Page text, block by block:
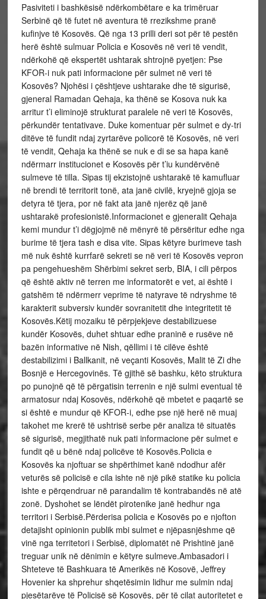
Pasiviteti i bashkësisë ndërkombëtare e ka trimëruar
Serbinë që të futet në aventura të rrezikshme pranë
kufinjve të Kosovës. Që nga 13 prilli deri sot për të pestën
herë është sulmuar Policia e Kosovës në veri të vendit,
ndërkohë që ekspertët ushtarak shtrojnë pyetjen: Pse
KFOR-i nuk pati informacione për sulmet në veri të
Kosovës? Njohësi i çështjeve ushtarake dhe të sigurisë,
gjeneral Ramadan Qehaja, ka thënë se Kosova nuk ka
arritur t’i eliminojë strukturat paralele në veri të Kosovës,
përkundër tentativave. Duke komentuar për sulmet e dy-tri
ditëve të fundit ndaj zyrtarëve policorë të Kosovës, në veri
të vendit, Qehaja ka thënë se nuk e di se sa hapa kanë
ndërmarr institucionet e Kosovës për t’iu kundërvënë
sulmeve të tilla. Sipas tij ekzistojnë ushtarakë të kamufluar
në brendi të territorit tonë, ata janë civilë, kryejnë gjoja se
detyra të tjera, por në fakt ata janë njerëz që janë
ushtarakë profesionistë.Informacionet e gjeneralit Qehaja
kemi mundur t’i dëgjojmë në mënyrë të përsëritur edhe nga
burime të tjera tash e disa vite. Sipas këtyre burimeve tash
më nuk është kurrfarë sekreti se në veri të Kosovës vepron
pa pengehueshëm Shërbimi sekret serb, BIA, i cili përpos
që është aktiv në terren me informatorët e vet, ai është i
gatshëm të ndërmerr veprime të natyrave të ndryshme të
karakterit subversiv kundër sovranitetit dhe integritetit të
Kosovës.Këtij mozaiku të përpjekjeve destabilizuese
kundër Kosovës, duhet shtuar edhe praninë e rusëve në
bazën informative në Nish, qëllimi i të cilëve është
destabilizimi i Ballkanit, në veçanti Kosovës, Malit të Zi dhe
Bosnjë e Hercegovinës. Të gjithë së bashku, këto struktura
po punojnë që të përgatisin terrenin e një sulmi eventual të
armatosur ndaj Kosovës, ndërkohë që mbetet e paqartë se
si është e mundur që KFOR-i, edhe pse një herë në muaj
takohet me krerë të ushtrisë serbe për analiza të situatës
së sigurisë, megjithatë nuk pati informacione për sulmet e
fundit që u bënë ndaj policëve të Kosovës.Policia e
Kosovës ka njoftuar se shpërthimet kanë ndodhur afër
veturës së policisë e cila ishte në një pikë statike ku policia
ishte e përqendruar në parandalim të kontrabandës në atë
zonë. Dyshohet se lëndët pirotenike janë hedhur nga
territori i Serbisë.Përderisa policia e Kosovës po e njofton
detajisht opinionin publik mbi sulmet e njëpasnjëshme që
vinë nga territetori i Serbisë, diplomatët në Prishtinë janë
treguar unik në dënimin e këtyre sulmeve.Ambasadori i
Shteteve të Bashkuara të Amerikës në Kosovë, Jeffrey
Hovenier ka shprehur shqetësimin lidhur me sulmin ndaj
pjesëtarëve të Policisë së Kosovës, për të cilat autoritetet e